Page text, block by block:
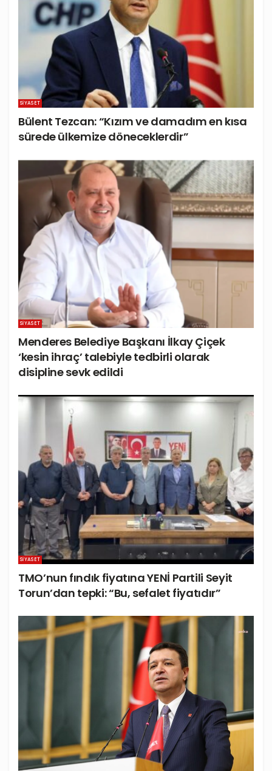
SIYASET
Bülent Tezcan: “Kızım ve damadım en kısa
sürede ülkemize döneceklerdir”
SIYASET
Menderes Belediye Başkanı İlkay Çiçek
‘kesin ihraç’ talebiyle tedbirli olarak
disipline sevk edildi
SIYASET
TMO’nun fındık fiyatına YENİ Partili Seyit
Torun’dan tepki: “Bu, sefalet fiyatıdır”